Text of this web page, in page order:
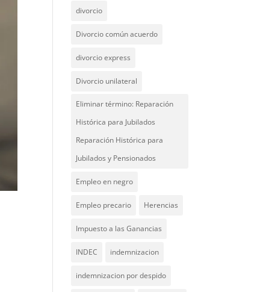
divorcio
Divorcio común acuerdo
divorcio express
Divorcio unilateral
Eliminar término: Reparación
Histórica para Jubilados
Reparación Histórica para
Jubilados y Pensionados
Empleo en negro
Empleo precario Herencias
Impuesto a las Ganancias
INDEC indemnizacion
indemnizacion por despido